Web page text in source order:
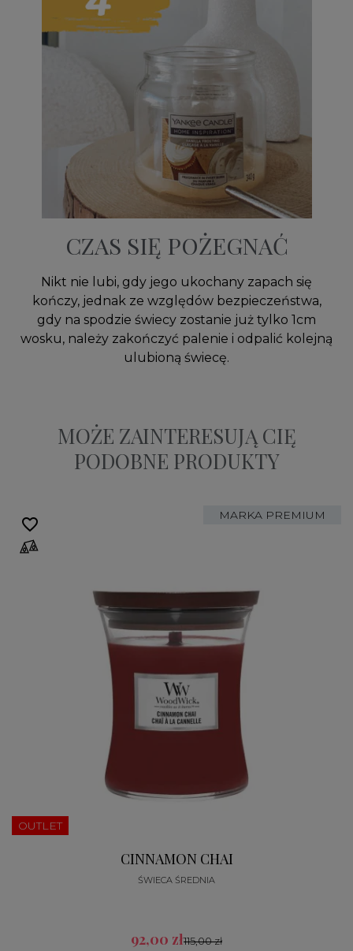
CZAS SIĘ POŻEGNAĆ
Nikt nie lubi, gdy jego ukochany zapach się
kończy, jednak ze względów bezpieczeństwa,
gdy na spodzie świecy zostanie już tylko 1cm
wosku, należy zakończyć palenie i odpalić kolejną
ulubioną świecę.
MOŻE ZAINTERESUJĄ CIĘ
PODOBNE PRODUKTY
MARKA PREMIUM
OUTLET
CINNAMON CHAI
ŚWIECA ŚREDNIA
92,00 zł115,00 zł
favorite_border